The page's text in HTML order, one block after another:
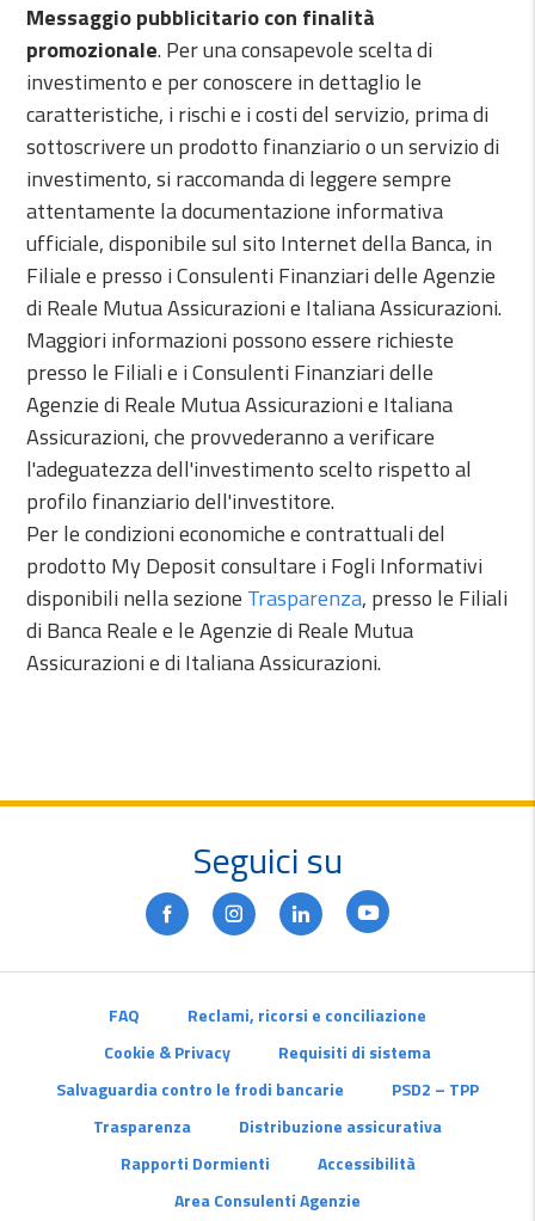
Messaggio pubblicitario con finalità
promozionale. Per una consapevole scelta di
investimento e per conoscere in dettaglio le
caratteristiche, i rischi e i costi del servizio, prima di
sottoscrivere un prodotto finanziario o un servizio di
investimento, si raccomanda di leggere sempre
attentamente la documentazione informativa
ufficiale, disponibile sul sito Internet della Banca, in
Filiale e presso i Consulenti Finanziari delle Agenzie
di Reale Mutua Assicurazioni e Italiana Assicurazioni.
Maggiori informazioni possono essere richieste
presso le Filiali e i Consulenti Finanziari delle
Agenzie di Reale Mutua Assicurazioni e Italiana
Assicurazioni, che provvederanno a verificare
l'adeguatezza dell'investimento scelto rispetto al
profilo finanziario dell'investitore.
Per le condizioni economiche e contrattuali del
prodotto My Deposit consultare i Fogli Informativi
disponibili nella sezione Trasparenza, presso le Filiali
di Banca Reale e le Agenzie di Reale Mutua
Assicurazioni e di Italiana Assicurazioni.
Seguici su
FAQ
Reclami, ricorsi e conciliazione
Cookie & Privacy
Requisiti di sistema
Salvaguardia contro le frodi bancarie
PSD2 – TPP
Trasparenza
Distribuzione assicurativa
Rapporti Dormienti
Accessibilità
Area Consulenti Agenzie